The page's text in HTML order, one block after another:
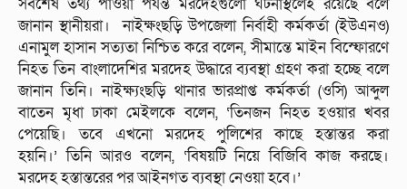
জানান স্থানীয়রা। নাইক্ষংছড়ি উপজেলা নির্বাহী কর্মকর্তা (ইউএনও)
এনামুল হাসান সত্যতা নিশ্চিত করে বলেন, সীমান্তে মাইন বিস্ফোরণে
নিহত তিন বাংলাদেশির মরদেহ উদ্ধারে ব্যবস্থা গ্রহণ করা হচ্ছে বলে
জানান তিনি। নাইক্ষ্যংছড়ি থানার ভারপ্রাপ্ত কর্মকর্তা (ওসি) আব্দুল
বাতেন মৃধা ঢাকা মেইলকে বলেন, ‘তিনজন নিহত হওয়ার খবর
পেয়েছি। তবে এখনো মরদেহ পুলিশের কাছে হস্তান্তর করা
হয়নি।’ তিনি আরও বলেন, ‘বিষয়টি নিয়ে বিজিবি কাজ করছে।
মরদেহ হস্তান্তরের পর আইনগত ব্যবস্থা নেওয়া হবে।’